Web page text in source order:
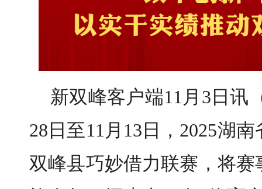
新双峰客户端11月3日讯
28日至11月13日，2025湖
双峰县巧妙借力联赛，将